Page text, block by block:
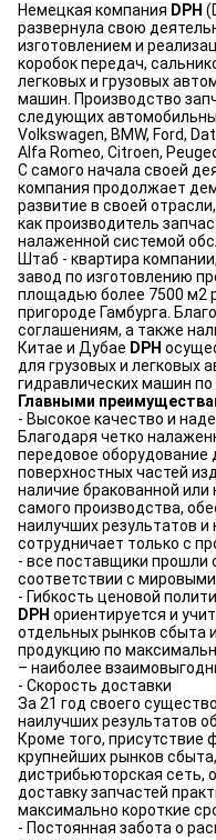
Немецкая компания DPH
развернула свою
изготовлением и
коробок передач,
легковых и грузовых
машин. Производство
следующих
Volkswagen, BMW, Ford,
Alfa Romeo, Citroen,
С самого начала своей
компания продолжает
развитие в своей
как производитель
налаженной системой
Штаб - квартира
завод по изготовлению
площадью более 7500 м2
пригороде Гамбурга.
соглашениям, а также
Китае и Дубае DPH
для грузовых и легковых
гидравлических машин по
Главными
- Высокое качество и
Благодаря четко
передовое оборудование
поверхностных частей
наличие бракованной или
самого производства,
наилучших результатов и
сотрудничает только с
- все поставщики прошли
соответствии с
- Гибкость ценовой
DPH ориентируется и
отдельных рынков сбыта
продукцию по
– наиболее
- Скорость доставки
За 21 год своего
наилучших результатов
Кроме того, присутствие
крупнейших рынков
дистрибьюторская сеть,
доставку запчастей
максимально короткие
- Постоянная забота о